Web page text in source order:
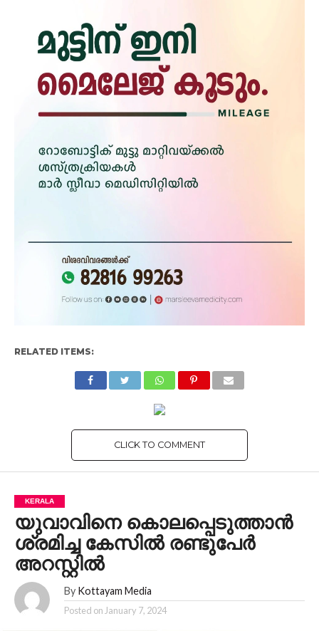
RELATED ITEMS:
CLICK TO COMMENT
KERALA
യുവാവിനെ കൊലപ്പെടുത്താൻ
ശ്രമിച്ച കേസിൽ രണ്ടുപേർ
അറസ്റ്റിൽ
By Kottayam Media
Posted onJanuary 7, 2024